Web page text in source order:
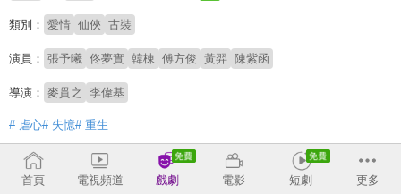
類別： 愛情 仙俠 古裝
演員： 張予曦 佟夢實 韓棟 傅方俊 黃羿 陳紫函
導演： 麥貫之 李偉基
# 虐心# 失憶# 重生
收回
首頁
電視頻道 戲劇 電影 短劇 更多